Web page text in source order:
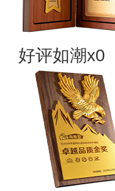
好评如潮x0